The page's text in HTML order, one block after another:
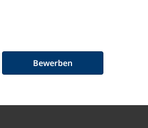
Bewerben